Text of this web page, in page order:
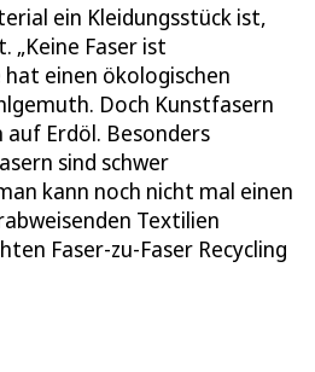
ein Kleidungsstück ist,
„Keine Faser ist
einen ökologischen
Doch Kunstfasern
Erdöl. Besonders
sind schwer
kann noch nicht mal einen
Textilien
Faser-zu-Faser Recycling